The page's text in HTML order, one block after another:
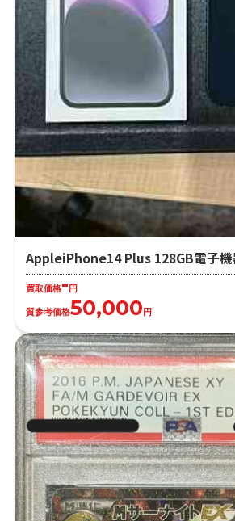
AppleiPhone14 Plus 128GB電子機
買取価格-円
質参考価格50,000円